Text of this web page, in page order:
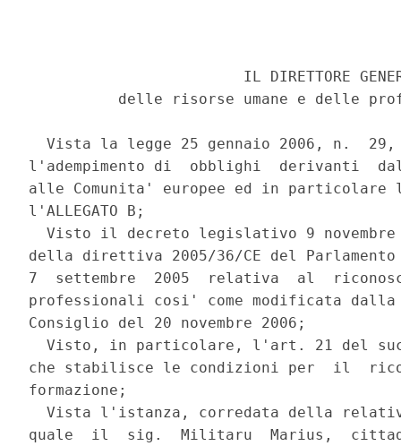
IL DIRETTORE
delle risorse umane e delle
Vista la legge 25 gennaio 2006, n.
l'adempimento di  obblighi  derivanti
alle Comunita' europee ed in
l'ALLEGATO B;
Visto il decreto legislativo 9
della direttiva 2005/36/CE del
7  settembre  2005  relativa  al
professionali cosi' come modificata
Consiglio del 20 novembre 2006;
Visto, in particolare, l'art. 21 del
che stabilisce le condizioni per  il
formazione;
Vista l'istanza, corredata della
quale  il  sig.  Militaru  Marius,